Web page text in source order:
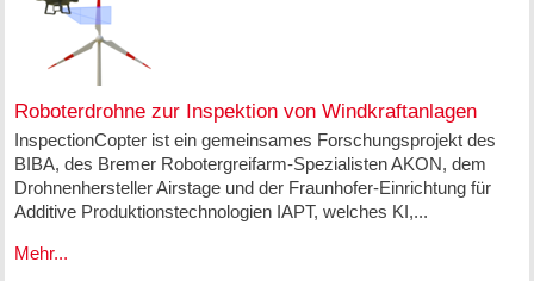
Roboterdrohne zur Inspektion von Windkraftanlagen
InspectionCopter ist ein gemeinsames Forschungsprojekt des
BIBA, des Bremer Robotergreifarm-Spezialisten AKON, dem
Drohnenhersteller Airstage und der Fraunhofer-Einrichtung für
Additive Produktionstechnologien IAPT, welches KI,...
Mehr...